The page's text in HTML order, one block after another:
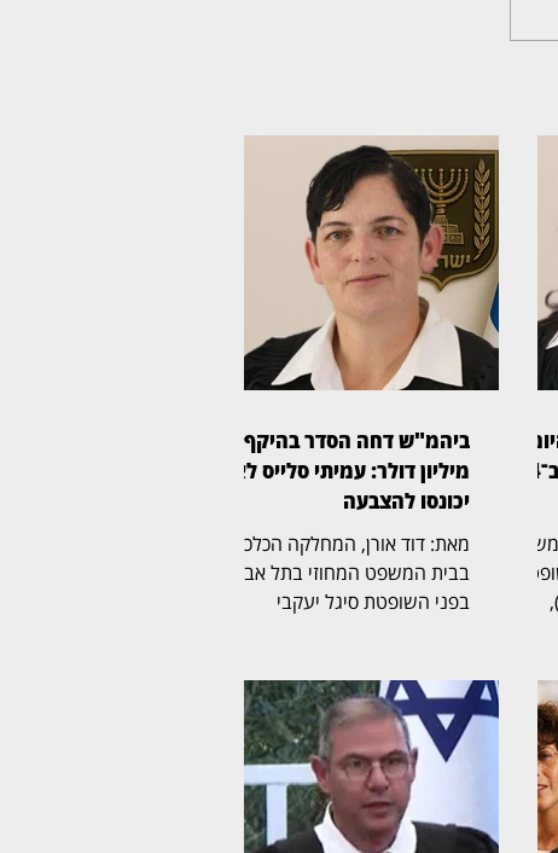
לקוחות הוט יקבלו פיצוי ב־4
בית המשפט
4 מיליון
מיליון דולר: עמיתי סלייס לא
יכונסו להצבעה
מאת: דוד אורן, המחלקה הכלכלית
בבית המשפט המחוזי בתל אביב,
בפני השופטת סיגל יעקבי
עמיתים בקרנות אשכול פינברט,
לצורך הצבעה על חלופות הסדר
להשבת כספי חוסכים. יעקבי
כתבה כי “לאחר שעיינתי בבקשה
באתי למסקנה כי אינה מצריכה
תשובה ודינה להידחות”. במרכז